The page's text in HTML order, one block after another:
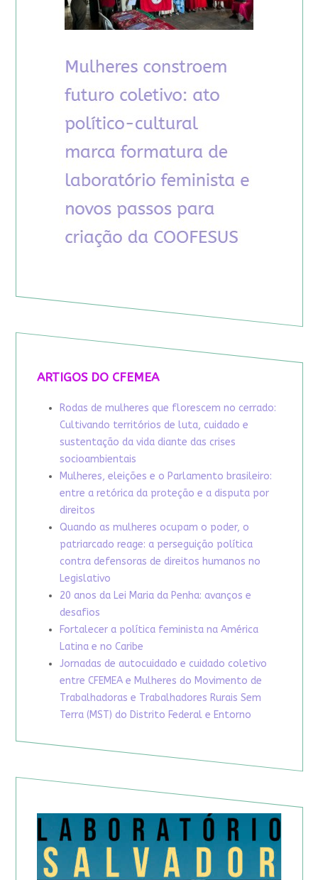
ARTIGOS DO CFEMEA
Rodas de mulheres que florescem no cerrado:
Cultivando territórios de luta, cuidado e
sustentação da vida diante das crises
socioambientais
Mulheres, eleições e o Parlamento brasileiro:
entre a retórica da proteção e a disputa por
direitos
Quando as mulheres ocupam o poder, o
patriarcado reage: a perseguição política
contra defensoras de direitos humanos no
Legislativo
20 anos da Lei Maria da Penha: avanços e
desafios
Fortalecer a política feminista na América
Latina e no Caribe
Jornadas de autocuidado e cuidado coletivo
entre CFEMEA e Mulheres do Movimento de
Trabalhadoras e Trabalhadores Rurais Sem
Terra (MST) do Distrito Federal e Entorno